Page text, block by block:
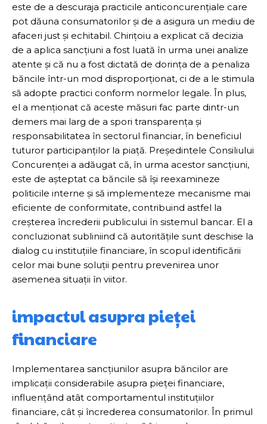
este de a descuraja practicile anticoncurențiale care
pot dăuna consumatorilor și de a asigura un mediu de
afaceri just și echitabil. Chirițoiu a explicat că decizia
de a aplica sancțiuni a fost luată în urma unei analize
atente și că nu a fost dictată de dorința de a penaliza
băncile într-un mod disproporționat, ci de a le stimula
să adopte practici conform normelor legale. În plus,
el a menționat că aceste măsuri fac parte dintr-un
demers mai larg de a spori transparența și
responsabilitatea în sectorul financiar, în beneficiul
tuturor participanților la piață. Președintele Consiliului
Concurenței a adăugat că, în urma acestor sancțiuni,
este de așteptat ca băncile să își reexamineze
politicile interne și să implementeze mecanisme mai
eficiente de conformitate, contribuind astfel la
creșterea încrederii publicului în sistemul bancar. El a
concluzionat subliniind că autoritățile sunt deschise la
dialog cu instituțiile financiare, în scopul identificării
celor mai bune soluții pentru prevenirea unor
asemenea situații în viitor.
impactul asupra pieței
financiare
Implementarea sancțiunilor asupra băncilor are
implicații considerabile asupra pieței financiare,
influențând atât comportamentul instituțiilor
financiare, cât și încrederea consumatorilor. În primul